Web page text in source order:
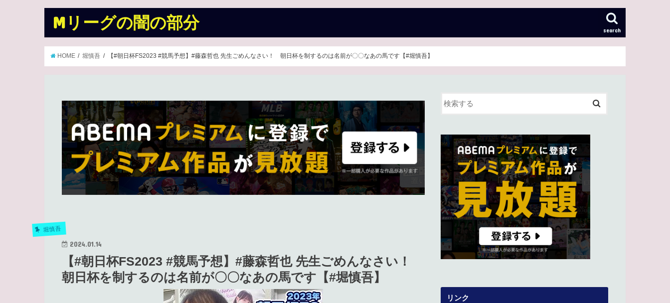
Mリーグの闇の部分 search
HOME 堀慎吾 【#朝日杯FS2023 #競馬予想】#藤森哲也 先生ごめんなさい！ 朝日杯を制するのは名前が〇〇なあの馬です【#堀慎吾】
堀慎吾
2024.01.14
【#朝日杯FS2023 #競馬予想】#藤森哲也 先生ごめんなさい！
朝日杯を制するのは名前が〇〇なあの馬です【#堀慎吾】
リンク